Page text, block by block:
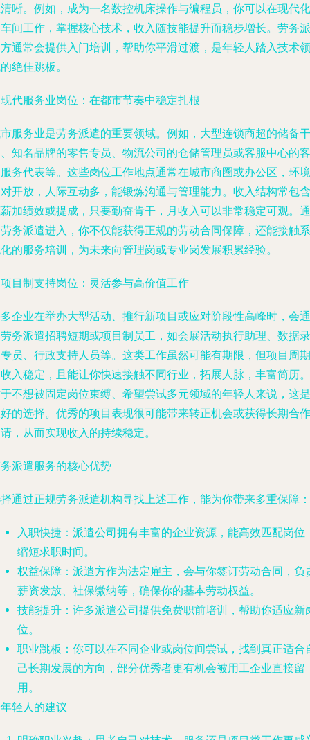
晰。例如，成为一名数控机床操作与编程员，你可以在现代化
间工作，掌握核心技术，收入随技能提升而稳步增长。劳务派
通常会提供入门培训，帮助你平滑过渡，是年轻人踏入技术领
绝佳跳板。
代服务业岗位：在都市节奏中稳定扎根
服务业是劳务派遣的重要领域。例如，大型连锁商超的储备干
知名品牌的零售专员、物流公司的仓储管理员或客服中心的客
务代表等。这些岗位工作地点通常在城市商圈或办公区，环境
开放，人际互动多，能锻炼沟通与管理能力。收入结构常包含
加绩效或提成，只要勤奋肯干，月收入可以非常稳定可观。通
务派遣进入，你不仅能获得正规的劳动合同保障，还能接触系
的服务培训，为未来向管理岗或专业岗发展积累经验。
目制支持岗位：灵活参与高价值工作
企业在举办大型活动、推行新项目或应对阶段性高峰时，会通
务派遣招聘短期或项目制员工，如会展活动执行助理、数据录
员、行政支持人员等。这类工作虽然可能有期限，但项目周期
入稳定，且能让你快速接触不同行业，拓展人脉，丰富简历。
不想被固定岗位束缚、希望尝试多元领域的年轻人来说，这是
的选择。优秀的项目表现很可能带来转正机会或获得长期合作
，从而实现收入的持续稳定。
派遣服务的核心优势
通过正规劳务派遣机构寻找上述工作，能为你带来多重保障：
入职快捷 ：派遣公司拥有丰富的企业资源，能高效匹配岗位
缩短求职时间。
权益保障 ：派遣方作为法定雇主，会与你签订劳动合同，负
薪资发放、社保缴纳等，确保你的基本劳动权益。
技能提升 ：许多派遣公司提供免费职前培训，帮助你适应新
位。
职业跳板 ：你可以在不同企业或岗位间尝试，找到真正适合
己长期发展的方向，部分优秀者更有机会被用工企业直接留
用。
轻人的建议